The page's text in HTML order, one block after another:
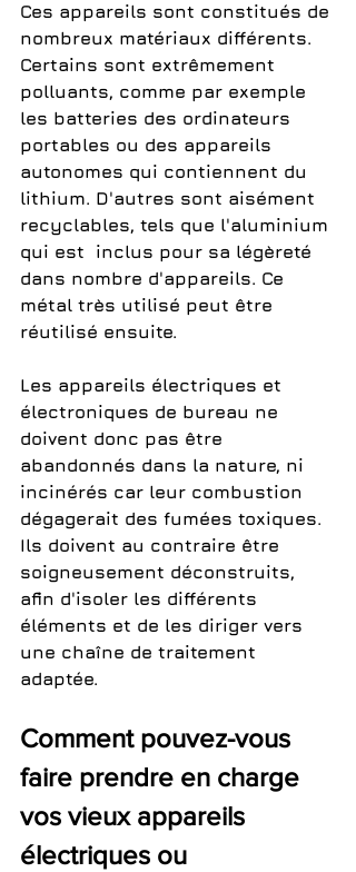
Ces appareils sont constitués de
nombreux matériaux différents.
Certains sont extrêmement
polluants, comme par exemple
les batteries des ordinateurs
portables ou des appareils
autonomes qui contiennent du
lithium. D'autres sont aisément
recyclables, tels que l'aluminium
qui est  inclus pour sa légèreté
dans nombre d'appareils. Ce
métal très utilisé peut être
réutilisé ensuite.
Les appareils électriques et
électroniques de bureau ne
doivent donc pas être
abandonnés dans la nature, ni
incinérés car leur combustion
dégagerait des fumées toxiques.
Ils doivent au contraire être
soigneusement déconstruits,
afin d'isoler les différents
éléments et de les diriger vers
une chaîne de traitement
adaptée.
Comment pouvez-vous
faire prendre en charge
vos vieux appareils
électriques ou